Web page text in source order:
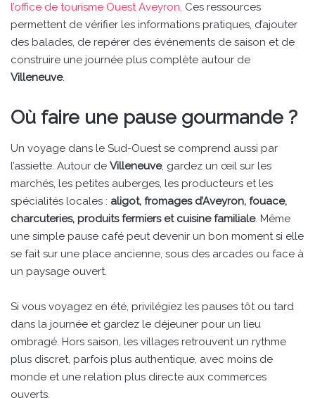
l’office de tourisme Ouest Aveyron. Ces ressources
permettent de vérifier les informations pratiques, d’ajouter
des balades, de repérer des événements de saison et de
construire une journée plus complète autour de
Villeneuve.
Où faire une pause gourmande ?
Un voyage dans le Sud-Ouest se comprend aussi par
l’assiette. Autour de Villeneuve, gardez un œil sur les
marchés, les petites auberges, les producteurs et les
spécialités locales : aligot, fromages d’Aveyron, fouace,
charcuteries, produits fermiers et cuisine familiale. Même
une simple pause café peut devenir un bon moment si elle
se fait sur une place ancienne, sous des arcades ou face à
un paysage ouvert.
Si vous voyagez en été, privilégiez les pauses tôt ou tard
dans la journée et gardez le déjeuner pour un lieu
ombragé. Hors saison, les villages retrouvent un rythme
plus discret, parfois plus authentique, avec moins de
monde et une relation plus directe aux commerces
ouverts.